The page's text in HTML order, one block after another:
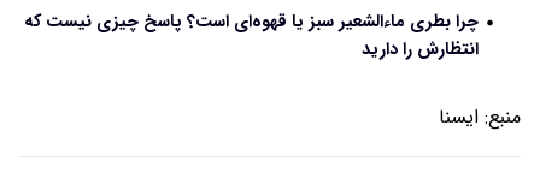
چرا بطری‌ ماءالشعیر سبز یا قهوه‌ای است؟ ‎پاسخ چیزی نیست که
انتظارش را دارید
منبع: ايسنا